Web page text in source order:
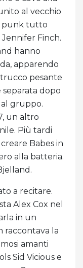
al vecchio
punk tutto
Finch.
hanno
apparendo
pesante
separata dopo
gruppo.
un altro
Più tardi
Babes in
alla batteria.
a recitare.
Alex Cox nel
in un
raccontava la
amanti
Sid Vicious e